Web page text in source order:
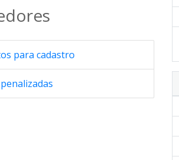
para cadastro